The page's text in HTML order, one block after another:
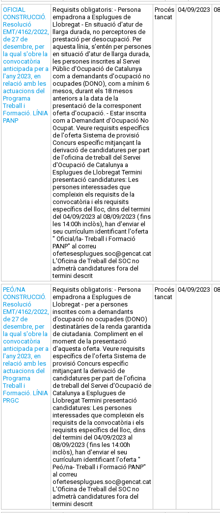
OFICIAL
CONSTRUCCIÓ.
Resolució
EMT/4162/2022,
de 27 de
desembre, per
la qual s'obre la
convocatòria
anticipada per a
l'any 2023, en
relació amb les
actuacions del
Programa
Treball i
Formació. LÍNIA
PANP
Requisits obligatoris: - Persona
empadrona a Esplugues de
Llobregat - En situació d'atur de
llarga durada, no perceptores de
prestació per desocupació. Per
aquesta línia, s'entén per persones
en situació d'atur de llarga durada,
les persones inscrites al Servei
Públic d'Ocupació de Catalunya
com a demandants d'ocupació no
ocupades (DONO), com a mínim 6
mesos, durant els 18 mesos
anteriors a la data de la
presentació de la corresponent
oferta d'ocupació. - Estar inscrita
com a Demandant d'Ocupació No
Ocupat. Veure requisits específics
de l'oferta Sistema de provisió
Concurs específic mitjançant la
derivació de candidatures per part
de l'oficina de treball del Servei
d'Ocupació de Catalunya a
Esplugues de Llobregat Termini
presentació candidatures: Les
persones interessades que
compleixin els requisits de la
convocatòria i els requisits
específics del lloc, dins del termini
del 04/09/2023 al 08/09/2023 ( fins
les 14:00h inclòs), han d'enviar el
seu currículum identificant l'oferta
" Oficial/la- Treball i Formació
PANP" al correu
ofertesesplugues.soc@gencat.cat
L'Oficina de Treball del SOC no
admetrà candidatures fora del
termini descrit
Procés
tancat
04/09/2023
PEÓ/NA
CONSTRUCCIÓ.
Resolució
EMT/4162/2022,
de 27 de
desembre, per
la qual s'obre la
convocatòria
anticipada per a
l'any 2023, en
relació amb les
actuacions del
Programa
Treball i
Formació. LÍNIA
PRGC
Requisits obligatoris: - Persona
empadrona a Esplugues de
Llobregat - per a persones
inscrites com a demandants
d’ocupació no ocupades (DONO)
destinatàries de la renda garantida
de ciutadania. Compliment en el
moment de la presentació
d'aquesta oferta. Veure requisits
específics de l'oferta Sistema de
provisió Concurs específic
mitjançant la derivació de
candidatures per part de l'oficina
de treball del Servei d'Ocupació de
Catalunya a Esplugues de
Llobregat Termini presentació
candidatures: Les persones
interessades que compleixin els
requisits de la convocatòria i els
requisits específics del lloc, dins
del termini del 04/09/2023 al
08/09/2023 ( fins les 14:00h
inclòs), han d'enviar el seu
currículum identificant l'oferta "
Peó/na- Treball i Formació PANP"
al correu
ofertesesplugues.soc@gencat.cat
L'Oficina de Treball del SOC no
admetrà candidatures fora del
termini descrit
Procés
tancat
04/09/2023